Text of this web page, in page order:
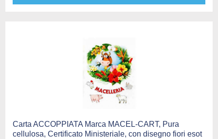
Carta ACCOPPIATA Marca MACEL-CART, Pura
cellulosa, Certificato Ministeriale, con disegno fiori esot